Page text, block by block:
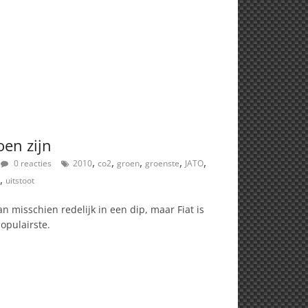
zijn
0 reacties 2010, co2, groen, groenste, JATO,
, uitstoot
misschien redelijk in een dip, maar Fiat is